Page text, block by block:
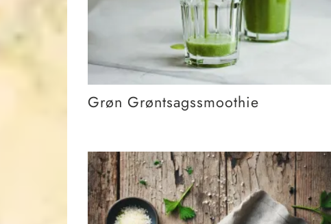
Grøn Grøntsagssmoothie